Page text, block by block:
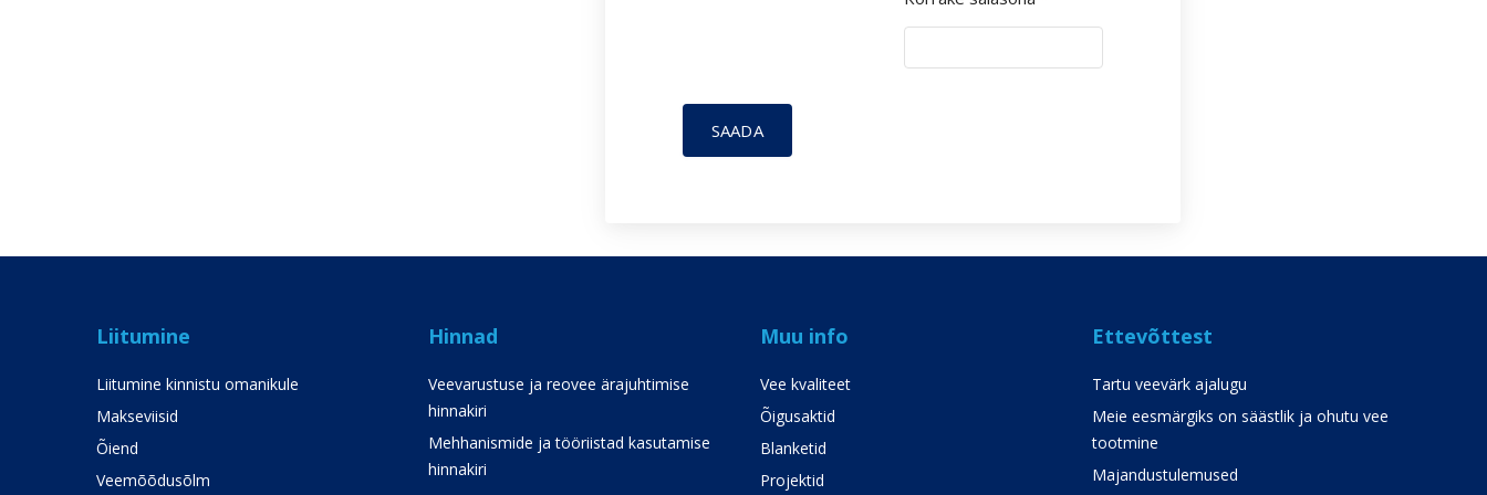
SAADA
Liitumine
Liitumine kinnistu omanikule
Makseviisid
Õiend
Veemõõdusõlm
Hinnad
Veevarustuse ja reovee ärajuhtimise
hinnakiri
Mehhanismide ja tööriistad kasutamise
hinnakiri
Muu info
Vee kvaliteet
Õigusaktid
Blanketid
Projektid
Ettevõttest
Tartu veevärk ajalugu
Meie eesmärgiks on säästlik ja ohutu vee
tootmine
Majandustulemused